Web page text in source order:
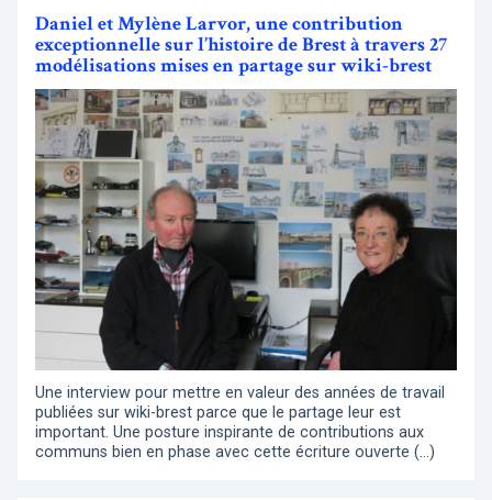
Daniel et Mylène Larvor, une contribution
exceptionnelle sur l’histoire de Brest à travers 27
modélisations mises en partage sur wiki-brest
Une interview pour mettre en valeur des années de travail
publiées sur wiki-brest parce que le partage leur est
important. Une posture inspirante de contributions aux
communs bien en phase avec cette écriture ouverte (…)